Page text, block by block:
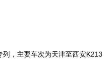
，主要车次为天津至西安K213